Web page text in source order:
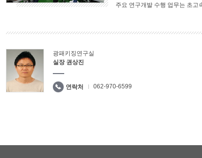
주요 연구개발 수행 업무는 초고
광패키징연구실
실장 권상진
연락처 062-970-6599